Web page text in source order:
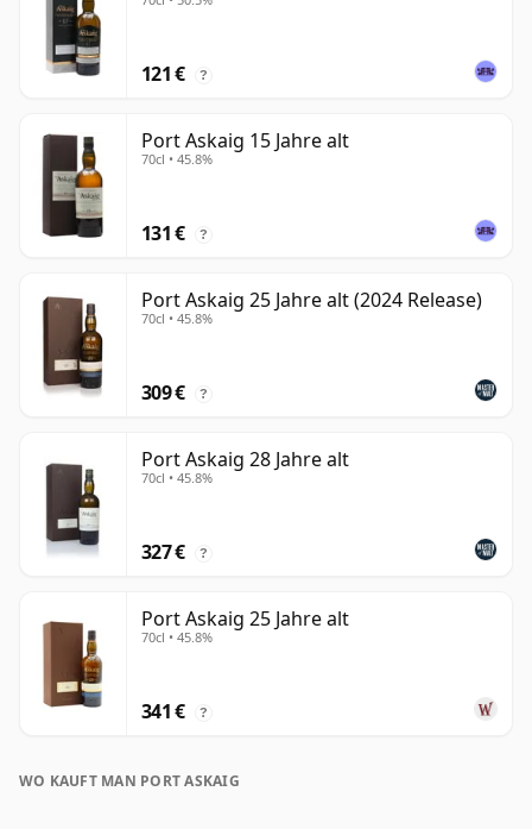
121 € ?
Port Askaig 15 Jahre alt
70cl • 45.8%
131 € ?
Port Askaig 25 Jahre alt (2024 Release)
70cl • 45.8%
309 € ?
Port Askaig 28 Jahre alt
70cl • 45.8%
327 € ?
Port Askaig 25 Jahre alt
70cl • 45.8%
341 € ?
WO KAUFT MAN PORT ASKAIG